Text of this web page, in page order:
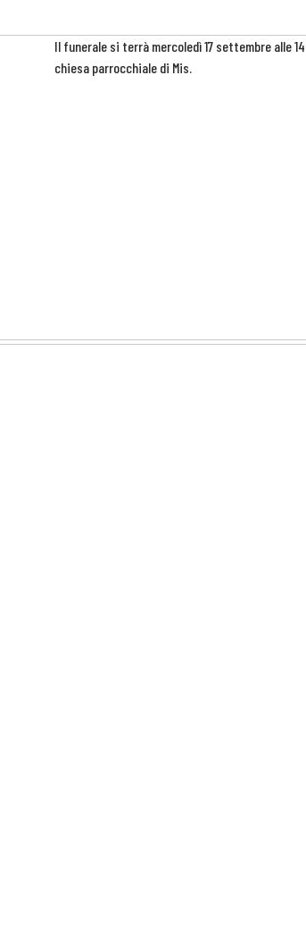
Il funerale si terrà mercoledì 17 settembre alle
chiesa parrocchiale di Mis.